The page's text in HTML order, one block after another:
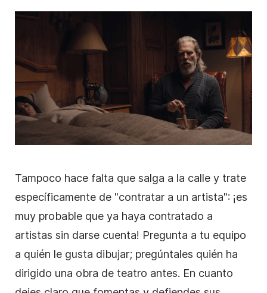
Tampoco hace falta que salga a la calle y trate
específicamente de "contratar a un artista": ¡es
muy probable que ya haya contratado a
artistas sin darse cuenta! Pregunta a tu equipo
a quién le gusta dibujar; pregúntales quién ha
dirigido una obra de teatro antes. En cuanto